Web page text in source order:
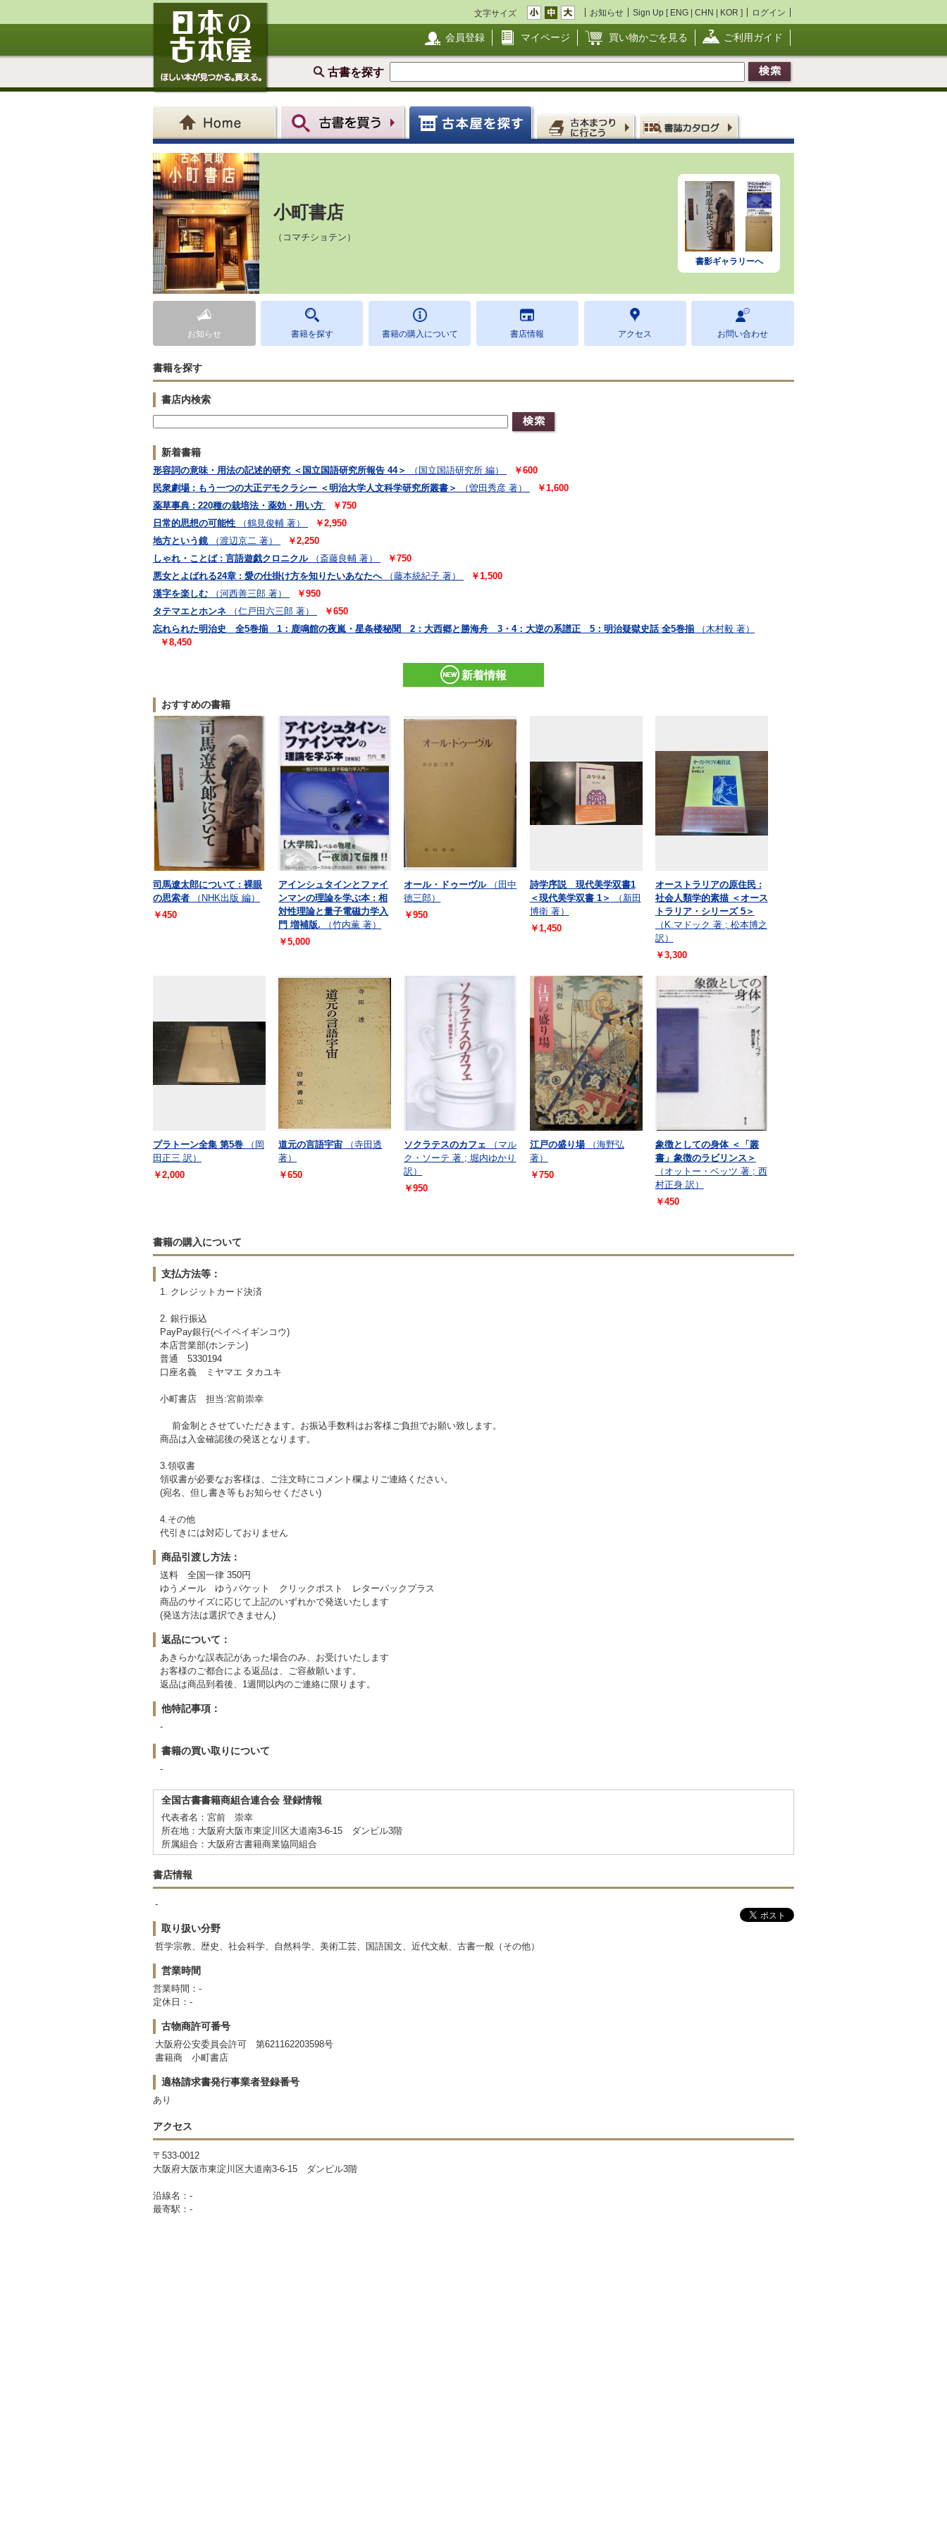
文字サイズ お知らせ Sign Up [ ENG | CHN | KOR ] ログイン
会員登録 マイページ 買い物かごを見る ご利用ガイド
古書を探す
小町書店
（コマチショテン）
書影ギャラリーへ
お知らせ 書籍を探す 書籍の購入について 書店情報 アクセス お問い合わせ
書籍を探す
書店内検索
新着書籍
形容詞の意味・用法の記述的研究 ＜国立国語研究所報告 44＞ （国立国語研究所 編）
￥600
民衆劇場 : もう一つの大正デモクラシー ＜明治大学人文科学研究所叢書＞
（曽田秀彦 著）
￥1,600
薬草事典 : 220種の栽培法・薬効・用い方
￥750
日常的思想の可能性
（鶴見俊輔 著）
￥2,950
地方という鏡
（渡辺京二 著）
￥2,250
しゃれ・ことば : 言語遊戯クロニクル
（斎藤良輔 著）
￥750
悪女とよばれる24章 : 愛の仕掛け方を知りたいあなたへ
（藤本統紀子 著）
￥1,500
漢字を楽しむ
（河西善三郎 著）
￥950
タテマエとホンネ
（仁戸田六三郎 著）
￥650
忘れられた明治史 全5巻揃 1：鹿鳴館の夜嵐・星条楼秘聞 2：大西郷と勝海舟 3・4：大逆の系譜正 5：明治疑獄史話 全5巻揃
（木村毅 著）
￥8,450
新着情報
おすすめの書籍
司馬遼太郎について : 裸眼
の思索者
（NHK出版 編）
￥450
アインシュタインとファイ
ンマンの理論を学ぶ本 : 相
対性理論と量子電磁力学入
門 増補版.
（竹内薫 著）
￥5,000
オール・ドゥーヴル
（田中
徳三郎）
￥950
詩学序説 現代美学双書1
＜現代美学双書 1＞
（新田
博衛 著）
￥1,450
オーストラリアの原住民 :
社会人類学的素描 ＜オース
トラリア・シリーズ 5＞
（K.マドック 著 ; 松本博之
訳）
￥3,300
プラトーン全集 第5巻
（岡
田正三 訳）
￥2,000
道元の言語宇宙
（寺田透
著）
￥650
ソクラテスのカフェ
（マル
ク・ソーテ 著 ; 堀内ゆかり
訳）
￥950
江戸の盛り場
（海野弘
著）
￥750
象徴としての身体 ＜「叢
書」象徴のラビリンス＞
（オットー・ベッツ 著 ; 西
村正身 訳）
￥450
書籍の購入について
支払方法等：
1. クレジットカード決済
2. 銀行振込
PayPay銀行(ペイペイギンコウ)
本店営業部(ホンテン)
普通 5330194
口座名義 ミヤマエ タカユキ
小町書店 担当:宮前崇幸
前金制とさせていただきます。お振込手数料はお客様ご負担でお願い致します。
商品は入金確認後の発送となります。
3.領収書
領収書が必要なお客様は、ご注文時にコメント欄よりご連絡ください。
(宛名、但し書き等もお知らせください)
4.その他
代引きには対応しておりません
商品引渡し方法：
送料 全国一律 350円
ゆうメール ゆうパケット クリックポスト レターパックプラス
商品のサイズに応じて上記のいずれかで発送いたします
(発送方法は選択できません)
返品について：
あきらかな誤表記があった場合のみ、お受けいたします
お客様のご都合による返品は、ご容赦願います。
返品は商品到着後、1週間以内のご連絡に限ります。
他特記事項：
-
書籍の買い取りについて
-
全国古書書籍商組合連合会 登録情報
代表者名：宮前 崇幸
所在地：大阪府大阪市東淀川区大道南3-6-15 ダンビル3階
所属組合：大阪府古書籍商業協同組合
書店情報
-
取り扱い分野
哲学宗教、歴史、社会科学、自然科学、美術工芸、国語国文、近代文献、古書一般（その他）
営業時間
営業時間：-
定休日：-
古物商許可番号
大阪府公安委員会許可 第621162203598号
書籍商 小町書店
適格請求書発行事業者登録番号
あり
アクセス
〒533-0012
大阪府大阪市東淀川区大道南3-6-15 ダンビル3階
沿線名：-
最寄駅：-